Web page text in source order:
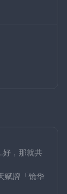
好，那就共
赋牌「镜华